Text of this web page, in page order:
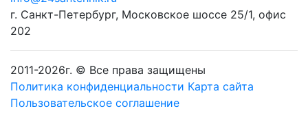
г. Санкт-Петербург, Московское шоссе 25/1, офис
202
2011-2026г. © Все права защищены
Политика конфиденциальности Карта сайта
Пользовательское соглашение